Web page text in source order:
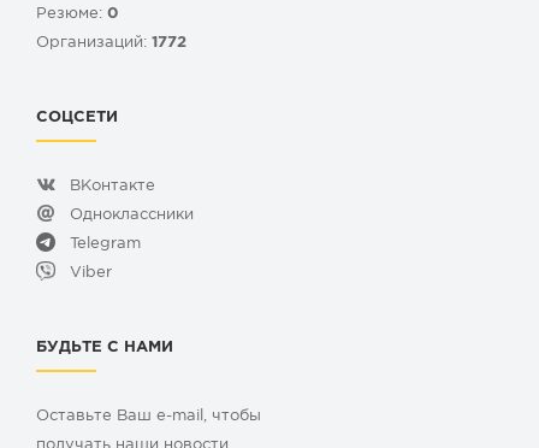
Резюме: 0
Организаций: 1772
СОЦСЕТИ
ВКонтакте
Одноклассники
Telegram
Viber
БУДЬТЕ С НАМИ
Оставьте Ваш e-mail, чтобы
получать наши новости